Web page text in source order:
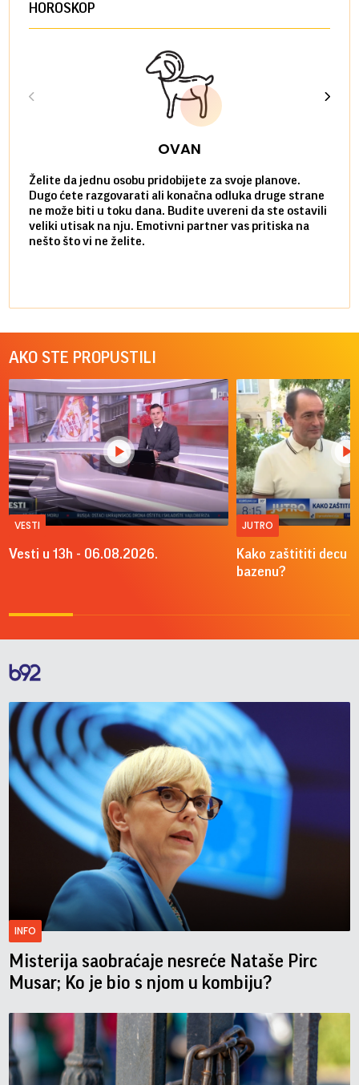
HOROSKOP
OVAN
Želite da jednu osobu pridobijete za svoje planove.
Dugo ćete razgovarati ali konačna odluka druge strane
ne može biti u toku dana. Budite uvereni da ste ostavili
veliki utisak na nju. Emotivni partner vas pritiska na
nešto što vi ne želite.
AKO STE PROPUSTILI
VESTI
Vesti u 13h - 06.08.2026.
JUTRO
Kako zaštititi decu
bazenu?
INFO
Misterija saobraćaje nesreće Nataše Pirc
Musar; Ko je bio s njom u kombiju?